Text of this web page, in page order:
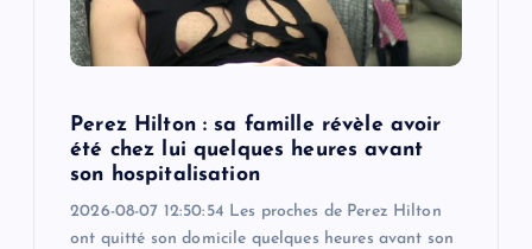
Perez Hilton : sa famille révèle avoir
été chez lui quelques heures avant
son hospitalisation
2026-08-07 12:50:54 Les proches de Perez Hilton
ont quitté son domicile quelques heures avant son